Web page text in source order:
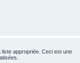
appropriée. Ceci est une